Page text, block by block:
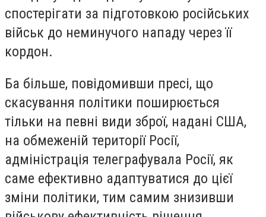
спостерігати за підготовкою російських
військ до неминучого нападу через її
кордон.
Ба більше, повідомивши пресі, що
скасування політики поширюється
тільки на певні види зброї, надані США,
на обмеженій території Росії,
адміністрація телеграфувала Росії, як
саме ефективно адаптуватися до цієї
зміни політики, тим самим знизивши